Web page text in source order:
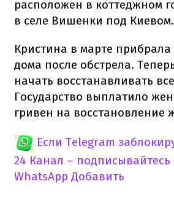
расположен в коттеджном
в селе Вишенки под Киевом.
Кристина в марте
дома после обстрела.
начать восстанавливать
Государство выплатило
гривен на восстановление
Если Telegram
24 Канал – подписывайтесь
WhatsApp Добавить